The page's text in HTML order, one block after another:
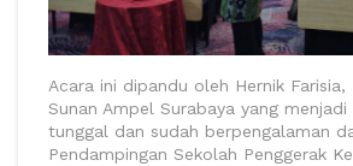
Acara ini dipandu oleh Hernik Farisia,
Sunan Ampel Surabaya yang
tunggal dan sudah berpengalaman
Pendampingan Sekolah Penggerak